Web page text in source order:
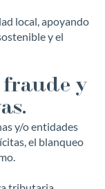
local, apoyando
y el
fraude y
y/o entidades
el blanqueo